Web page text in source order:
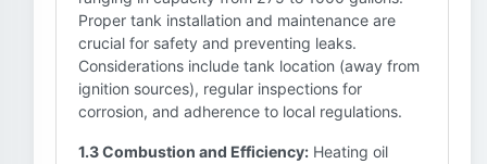
Proper tank installation and maintenance are
crucial for safety and preventing leaks.
Considerations include tank location (away from
ignition sources), regular inspections for
corrosion, and adherence to local regulations.
1.3 Combustion and Efficiency: Heating oil